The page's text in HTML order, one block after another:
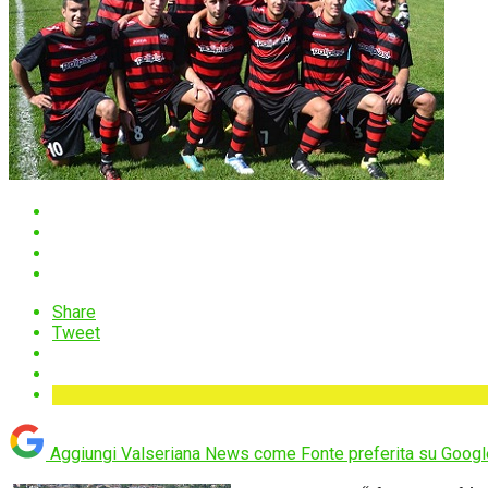
Share
Tweet
Aggiungi Valseriana News come Fonte preferita su